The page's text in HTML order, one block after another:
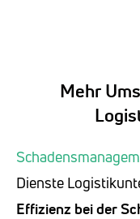
Mehr
Dienste
Effizienz bei der